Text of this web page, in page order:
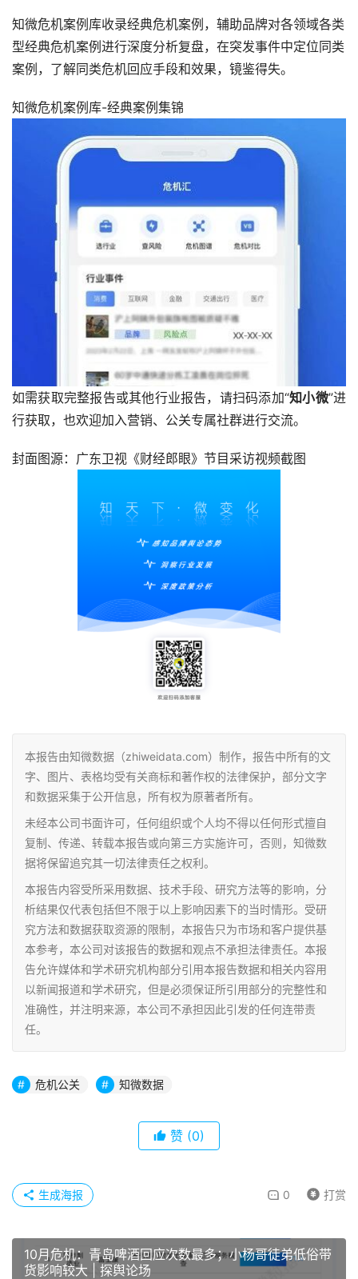
知微危机案例库收录经典危机案例，辅助品牌对各领域各类
型经典危机案例进行深度分析复盘，在突发事件中定位同类
案例，了解同类危机回应手段和效果，镜鉴得失。
知微危机案例库-经典案例集锦
如需获取完整报告或其他行业报告，请扫码添加“知小微”进
行获取，也欢迎加入营销、公关专属社群进行交流。
封面图源：广东卫视《财经郎眼》节目采访视频截图
本报告由知微数据（zhiweidata.com）制作，报告中所有的文
字、图片、表格均受有关商标和著作权的法律保护，部分文字
和数据采集于公开信息，所有权为原著者所有。
未经本公司书面许可，任何组织或个人均不得以任何形式擅自
复制、传递、转载本报告或向第三方实施许可，否则，知微数
据将保留追究其一切法律责任之权利。
本报告内容受所采用数据、技术手段、研究方法等的影响，分
析结果仅代表包括但不限于以上影响因素下的当时情形。受研
究方法和数据获取资源的限制，本报告只为市场和客户提供基
本参考，本公司对该报告的数据和观点不承担法律责任。本报
告允许媒体和学术研究机构部分引用本报告数据和相关内容用
以新闻报道和学术研究，但是必须保证所引用部分的完整性和
准确性，并注明来源，本公司不承担因此引发的任何连带责
任。
危机公关 知微数据
赞 (0)
0 打赏
生成海报
10月危机：青岛啤酒回应次数最多；小杨哥徒弟低俗带
货影响较大 | 探舆论场